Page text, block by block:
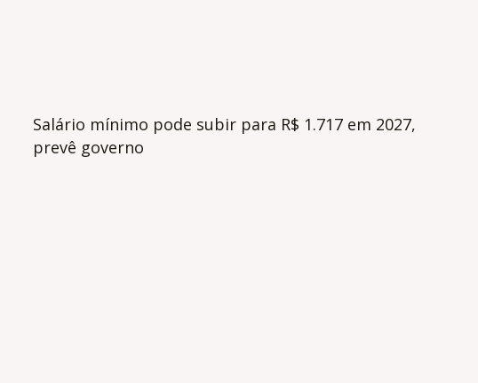
Salário mínimo pode subir para R$ 1.717 em 2027,
prevê governo